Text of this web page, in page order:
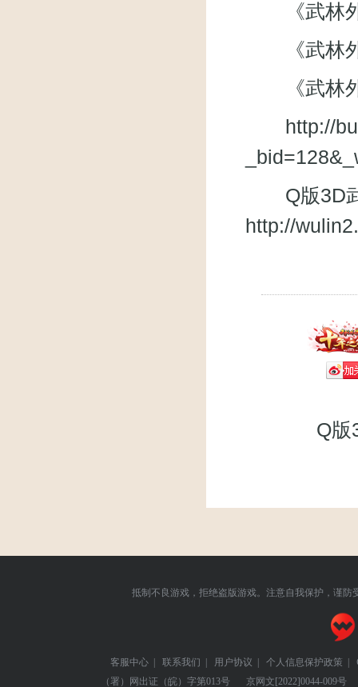
《武林外
《武林外
《武林外
http://
Q版3D武
http://
Q版
抵制不良游戏，拒绝盗版游戏。注意自我保护，谨防
客服中心 | 联系我们 | 用户协议 | 个人信息保护政策 |
（署）网出证（皖）字第013号
京网文[2022]0044-009号